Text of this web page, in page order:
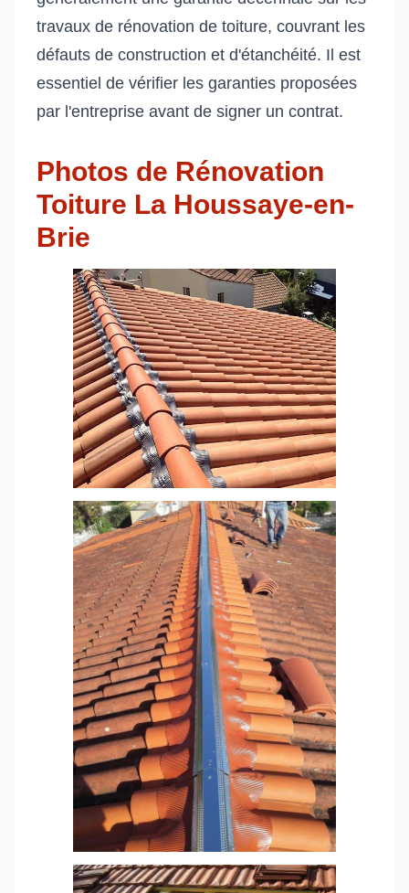
travaux de rénovation de toiture, couvrant les
défauts de construction et d'étanchéité. Il est
essentiel de vérifier les garanties proposées
par l'entreprise avant de signer un contrat.
Photos de Rénovation
Toiture La Houssaye-en-
Brie